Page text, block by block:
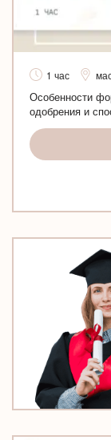
1 час
Особенности
одобрения и